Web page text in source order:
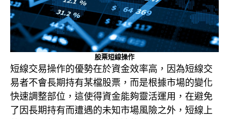
股票短線操作
短線交易操作的優勢在於資金效率高，因為短線交
易者不會長期持有某檔股票，而是根據市場的變化
快速調整部位，這使得資金能夠靈活運用，在避免
了因長期持有而遭遇的未知市場風險之外，短線上